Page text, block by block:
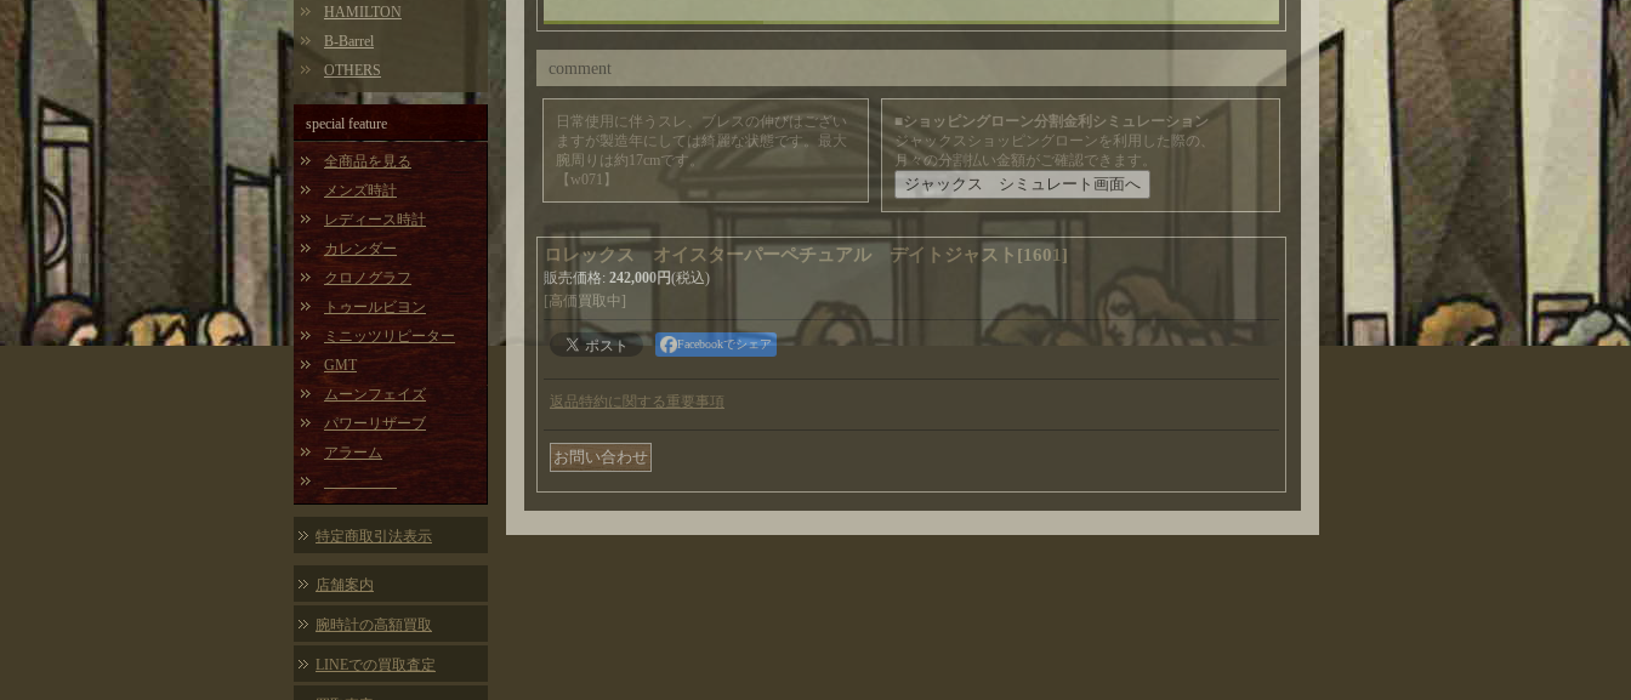
HAMILTON
B-Barrel
OTHERS
special feature
全商品を見る
メンズ時計
レディース時計
カレンダー
クロノグラフ
トゥールビヨン
ミニッツリピーター
GMT
ムーンフェイズ
パワーリザーブ
アラーム
特定商取引法表示
店舗案内
腕時計の高額買取
LINEでの買取査定
comment
日常使用に伴うスレ、ブレスの伸びはござい
ますが製造年にしては綺麗な状態です。最大
腕周りは約17cmです。
【w071】
■ショッピングローン分割金利シミュレーション
ジャックスショッピングローンを利用した際の、
月々の分割払い金額がご確認できます。
ロレックス オイスターパーペチュアル デイトジャスト [1601 ]
販売価格: 242,000円(税込)
[高価買取中]
Facebookでシェア
返品特約に関する重要事項